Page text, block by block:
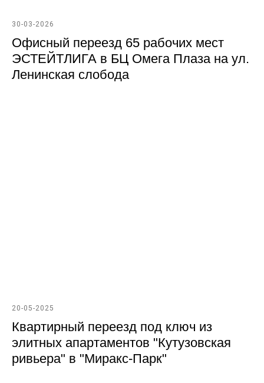
30-03-2026
Офисный переезд 65 рабочих мест
ЭСТЕЙТЛИГА в БЦ Омега Плаза на ул.
Ленинская слобода
20-05-2025
Квартирный переезд под ключ из
элитных апартаментов "Кутузовская
ривьера" в "Миракс-Парк"